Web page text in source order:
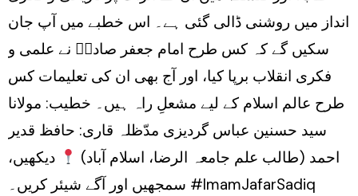
انداز میں روشنی ڈالی گئی ہے۔ اس خطبے میں آپ جان
سکیں گے کہ کس طرح امام جعفر صادقؑ نے علمی و
فکری انقلاب برپا کیا، اور آج بھی ان کی تعلیمات کس
طرح عالم اسلام کے لیے مشعلِ راہ ہیں۔ خطیب: مولانا
سید حسنین عباس گردیزی مدّظلہ قاری: حافظ قدیر
احمد (طالب علم جامعہ الرضا، اسلام آباد)
دیکھیں،
سمجھیں اور آگے شیئر کریں۔ #ImamJafarSadiq